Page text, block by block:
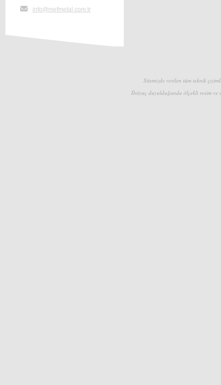
info@mefmetal.com.tr
Sitemizde verilen tüm teknik
İhtiyaç duyulduğunda ölçekli resim ve